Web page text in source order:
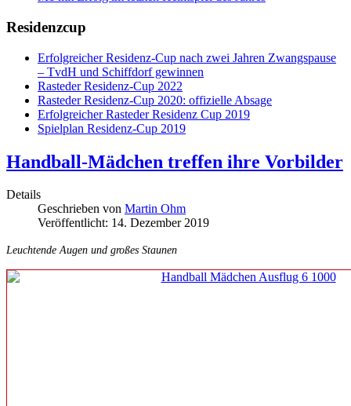
Residenzcup
Erfolgreicher Residenz-Cup nach zwei Jahren Zwangspause
– TvdH und Schiffdorf gewinnen
Rasteder Residenz-Cup 2022
Rasteder Residenz-Cup 2020: offizielle Absage
Erfolgreicher Rasteder Residenz Cup 2019
Spielplan Residenz-Cup 2019
Handball-Mädchen treffen ihre Vorbilder
Details
Geschrieben von Martin Ohm
Veröffentlicht: 14. Dezember 2019
Leuchtende Augen und großes Staunen